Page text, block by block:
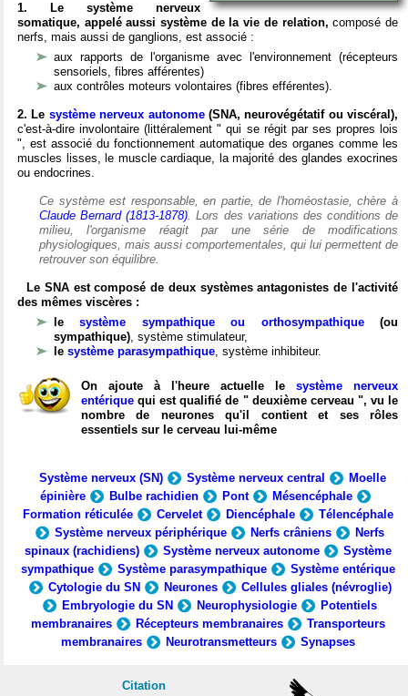
1. Le système nerveux
somatique, appelé aussi système de la vie de relation, composé de
nerfs, mais aussi de ganglions, est associé :
aux rapports de l'organisme avec l'environnement (récepteurs
sensoriels, fibres afférentes)
aux contrôles moteurs volontaires (fibres efférentes).
2. Le système nerveux autonome(SNA, neurovégétatif ou viscéral),
c'est-à-dire involontaire (littéralement " qui se régit par ses propres lois
", est associé du fonctionnement automatique des organes comme les
muscles lisses, le muscle cardiaque, la majorité des glandes exocrines
ou endocrines.
Ce système est responsable, en partie, de l'homéostasie, chère à
Claude Bernard (1813-1878). Lors des variations des conditions de
milieu, l'organisme réagit par une série de modifications
physiologiques, mais aussi comportementales, qui lui permettent de
retrouver son équilibre.
Le SNA est composé de deux systèmes antagonistes de l'activité
des mêmes viscères :
lesystème sympathique ou orthosympathique(ou
sympathique), système stimulateur,
le système parasympathique, système inhibiteur.
On ajoute à l'heure actuelle le système nerveux
entérique qui est qualifié de " deuxième cerveau ", vu le
nombre de neurones qu'il contient et ses rôles
essentiels sur le cerveau lui-même
Système nerveux (SN) Système nerveux central
Moelle
épinière
Bulbe rachidien Pont
Mésencéphale
Formation réticulée
Cervelet Diencéphale
Télencéphale
Système nerveux périphérique
Nerfs crâniens
Nerfs
spinaux (rachidiens)
Système nerveux autonome
Système
sympathique
Système parasympathique
Système entérique
Cytologie du SN
Neurones
Cellules gliales (névroglie)
Embryologie du SN
Neurophysiologie
Potentiels
membranaires
Récepteurs membranaires
Transporteurs
membranaires
Neurotransmetteurs Synapses
Citation